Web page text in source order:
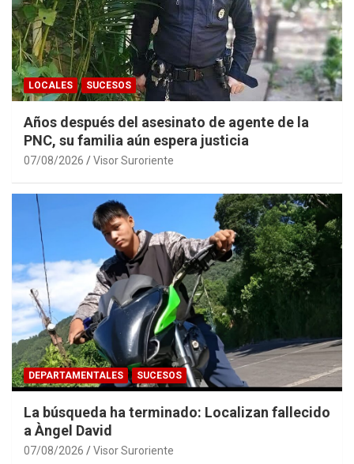
LOCALES SUCESOS
Años después del asesinato de agente de la
PNC, su familia aún espera justicia
07/08/2026 Visor Suroriente
DEPARTAMENTALES SUCESOS
La búsqueda ha terminado: Localizan fallecido
a Àngel David
07/08/2026 Visor Suroriente